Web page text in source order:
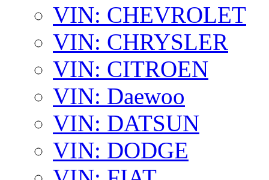
VIN: CHEVROLET
VIN: CHRYSLER
VIN: CITROEN
VIN: Daewoo
VIN: DATSUN
VIN: DODGE